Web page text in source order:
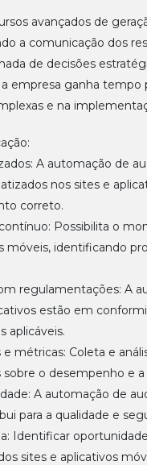
avançados de
a comunicação dos
de decisões
empresa ganha tempo
e na
A automação de
nos sites e
correto.
Possibilita o
móveis, identificando
regulamentações: A
estão em
aplicáveis.
e métricas: Coleta e
o desempenho e a
A automação de
para a qualidade e
Identificar
sites e aplicativos